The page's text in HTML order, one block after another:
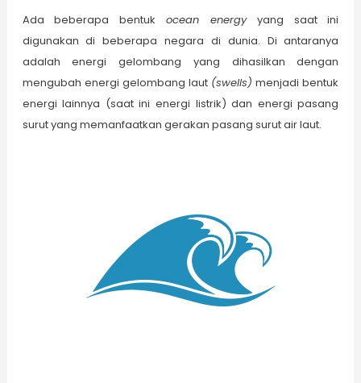
Ada beberapa bentukocean energyyang saat ini
digunakan di beberapa negara di dunia. Di antaranya
adalah energi gelombang yang dihasilkan dengan
mengubah energi gelombang laut (swells) menjadi bentuk
energi lainnya (saat ini energi listrik) dan energi pasang
surut yang memanfaatkan gerakan pasang surut air laut.